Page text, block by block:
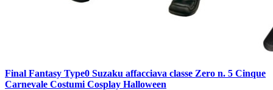
Final Fantasy Type0 Suzaku affacciava classe Zero n. 5 Cinque
Carnevale Costumi Cosplay Halloween